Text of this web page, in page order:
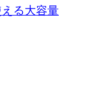
る大容量